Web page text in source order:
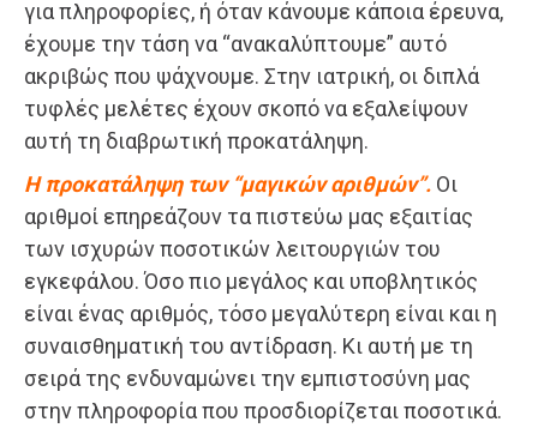
για πληροφορίες, ή όταν κάνουμε κάποια έρευνα,
έχουμε την τάση να “ανακαλύπτουμε” αυτό
ακριβώς που ψάχνουμε. Στην ιατρική, οι διπλά
τυφλές μελέτες έχουν σκοπό να εξαλείψουν
αυτή τη διαβρωτική προκατάληψη.
Η προκατάληψη των “μαγικών αριθμών”. Οι
αριθμοί επηρεάζουν τα πιστεύω μας εξαιτίας
των ισχυρών ποσοτικών λειτουργιών του
εγκεφάλου. Όσο πιο μεγάλος και υποβλητικός
είναι ένας αριθμός, τόσο μεγαλύτερη είναι και η
συναισθηματική του αντίδραση. Κι αυτή με τη
σειρά της ενδυναμώνει την εμπιστοσύνη μας
στην πληροφορία που προσδιορίζεται ποσοτικά.